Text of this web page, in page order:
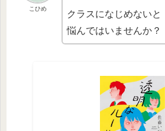
こひめ
クラスになじめないと
悩んではいませんか？